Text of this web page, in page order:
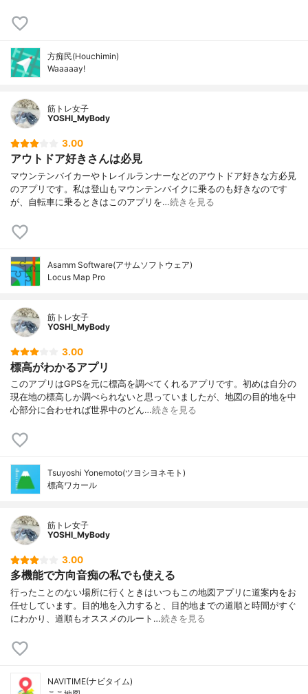
方痴民(Houchimin)
Waaaaay!
筋トレ女子
YOSHI_MyBody
3.00
アウトドア好きさんは必見
マウンテンバイカーやトレイルランナーなどのアウトドア好きな方必見
のアプリです。私は登山もマウンテンバイクに乗るのも好きなのです
が、自転車に乗るときはこのアプリを…続きを見る
Asamm Software(アサムソフトウェア)
Locus Map Pro
筋トレ女子
YOSHI_MyBody
3.00
標高がわかるアプリ
このアプリはGPSを元に標高を調べてくれるアプリです。初めは自分の
現在地の標高しか調べられないと思っていましたが、地図の目的地を中
心部分に合わせれば世界中のどん…続きを見る
Tsuyoshi Yonemoto(ツヨシヨネモト)
標高ワカール
筋トレ女子
YOSHI_MyBody
3.00
多機能で方向音痴の私でも使える
行ったことのない場所に行くときはいつもこの地図アプリに道案内をお
任せしています。目的地を入力すると、目的地までの道順と時間がすぐ
にわかり、道順もオススメのルート…続きを見る
NAVITIME(ナビタイム)